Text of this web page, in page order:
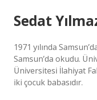
Sedat
1971 yılında
Samsun’da okudu.
Üniversitesi İlahiyat
iki çocuk babasıdır.